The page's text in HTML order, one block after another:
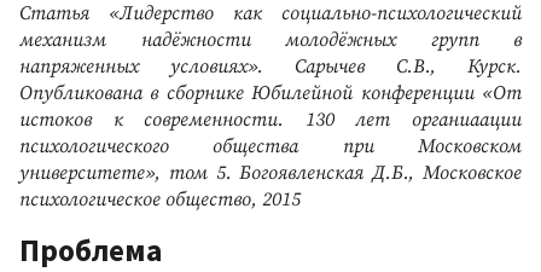
Статья «Лидерство как социально-психологический
механизм надёжности молодёжных групп в
напряженных условиях». Сарычев С.В., Курск.
Опубликована в сборнике Юбилейной конференции «От
истоков к современности. 130 лет органиаации
психологического общества при Московском
университете», том 5. Богоявленская Д.Б., Московское
психологическое общество, 2015
Проблема